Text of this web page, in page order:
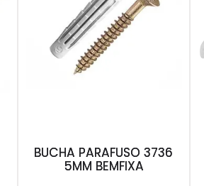
BUCHA PARAFUSO 3736
5MM BEMFIXA